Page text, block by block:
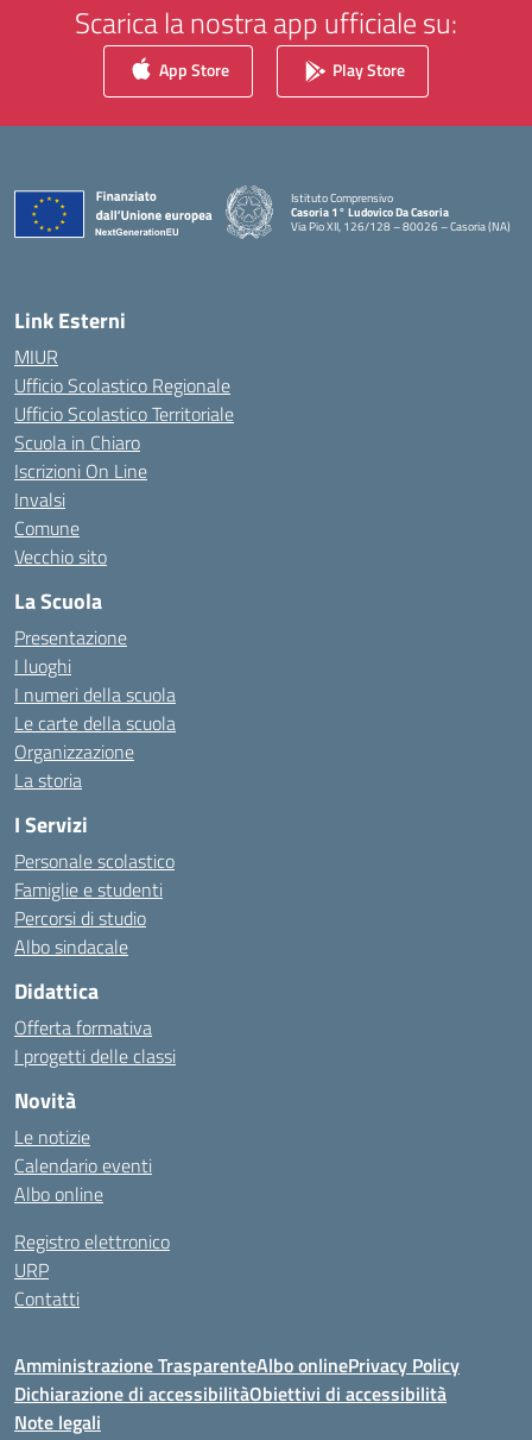
Scarica la nostra app ufficiale su:
App Store Play Store
Istituto Comprensivo
Casoria 1° Ludovico Da Casoria
Via Pio XII, 126/128 – 80026 – Casoria (NA)
Link Esterni
MIUR
Ufficio Scolastico Regionale
Ufficio Scolastico Territoriale
Scuola in Chiaro
Iscrizioni On Line
Invalsi
Comune
Vecchio sito
La Scuola
Presentazione
I luoghi
I numeri della scuola
Le carte della scuola
Organizzazione
La storia
I Servizi
Personale scolastico
Famiglie e studenti
Percorsi di studio
Albo sindacale
Didattica
Offerta formativa
I progetti delle classi
Novità
Le notizie
Calendario eventi
Albo online
Registro elettronico
URP
Contatti
Amministrazione TrasparenteAlbo onlinePrivacy Policy
Dichiarazione di accessibilitàObiettivi di accessibilità
Note legali